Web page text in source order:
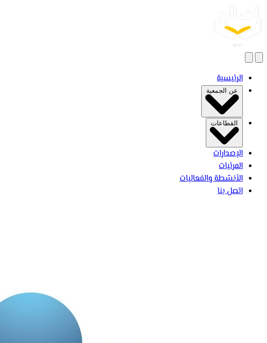
الرئيسية
عن الجمعية
القطاعات
الإصدارات
المرئيات
الأنشطة والفعاليات
اتصل بنا